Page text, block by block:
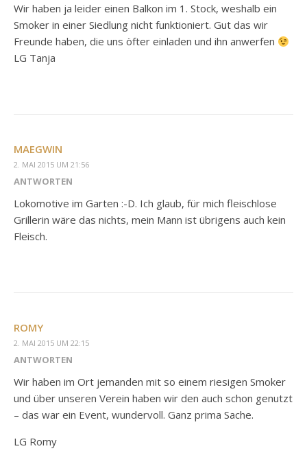
Wir haben ja leider einen Balkon im 1. Stock, weshalb ein
Smoker in einer Siedlung nicht funktioniert. Gut das wir
Freunde haben, die uns öfter einladen und ihn anwerfen
LG Tanja
MAEGWIN
2. MAI 2015 UM 21:56
ANTWORTEN
Lokomotive im Garten :-D. Ich glaub, für mich fleischlose
Grillerin wäre das nichts, mein Mann ist übrigens auch kein
Fleisch.
ROMY
2. MAI 2015 UM 22:15
ANTWORTEN
Wir haben im Ort jemanden mit so einem riesigen Smoker
und über unseren Verein haben wir den auch schon genutzt
– das war ein Event, wundervoll. Ganz prima Sache.
LG Romy